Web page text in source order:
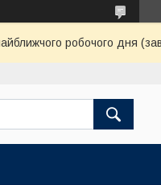
робочого дня